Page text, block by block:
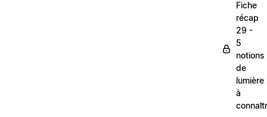
Fiche
récap
29 -
5
notions
de
lumière
à